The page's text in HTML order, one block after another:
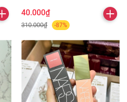
40.000₫
310.000₫ -87%